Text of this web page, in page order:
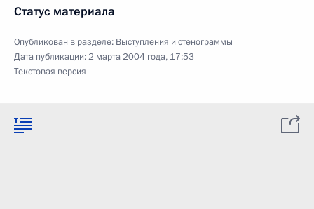
Статус материала
Опубликован в разделе: Выступления и стенограммы
Дата публикации:2 марта 2004 года, 17:53
Текстовая версия